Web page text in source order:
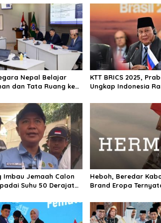
Nepal Belajar
dan Tata Ruang ke
KTT BRICS 2025,
Ungkap Indonesia
Imbau Jemaah Calon
Suhu 50 Derajat
Heboh, Beredar
Brand Eropa